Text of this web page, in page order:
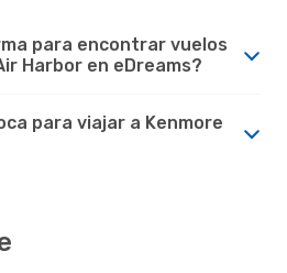
para encontrar vuelos
Harbor en eDreams?
para viajar a Kenmore